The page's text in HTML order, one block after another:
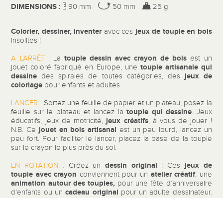
DIMENSIONS :
90 mm 50 mm 25 g
Colorier, dessiner, inventeravec ces jeux de toupie en bois
insolites !
A L'ARRÊT :La toupie dessin avec crayon de bois est un
jouet coloré fabriqué en Europe, une toupie artisanale qui
dessine des spirales de toutes catégories, des jeux de
coloriage pour enfants et adultes.
LANCER :Sortez une feuille de papier et un plateau, posez la
feuille sur le plateau et lancez latoupie qui dessine. Jeux
éducatifs, jeux de motricité, jeux créatifs, à vous de jouer !
N.B. Ce jouet en bois artisanal est un peu lourd, lancez un
peu fort. Pour faciliter le lancer, placezla base de la toupie
sur le crayon le plus près du sol.
EN ROTATION :Créez un dessin original ! Ces jeux de
toupie avec crayon conviennent pour un atelier créatif, une
animation autour des toupies,pour une fête d’anniversaire
d’enfants ou uncadeau original pour un adulte dessinateur.